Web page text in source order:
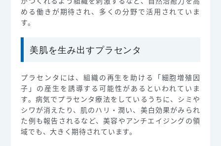
める働きが期待され、多くの分野で活用されていま
す。
美肌を生み出すプラセンタ
プラセンタには、組織の再生を助ける「細胞増殖因
子」の産生を誘導する可能性があるといわれていま
す。病気でプラセンタ療法をしているうちに、シミや
シワが消えたり、肌のハリ・潤い、美白効果がみられ
た例も報告されるなど、美容やアンチエイジングの領
域でも、大きく期待されています。